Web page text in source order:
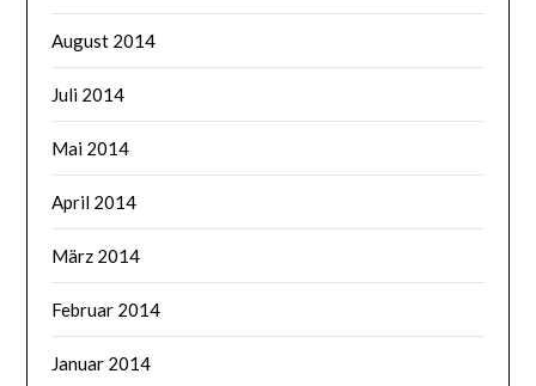
August 2014
Juli 2014
Mai 2014
April 2014
März 2014
Februar 2014
Januar 2014